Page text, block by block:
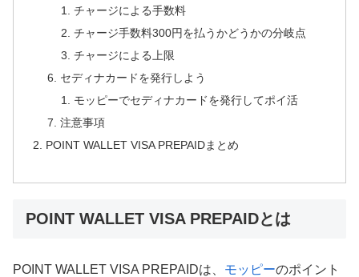
チャージによる手数料
チャージ手数料300円を払うかどうかの分岐点
チャージによる上限
セディナカードを発行しよう
モッピーでセディナカードを発行してポイ活
注意事項
POINT WALLET VISA PREPAIDまとめ
POINT WALLET VISA PREPAIDとは
POINT WALLET VISA PREPAIDは、 モッピーのポイント